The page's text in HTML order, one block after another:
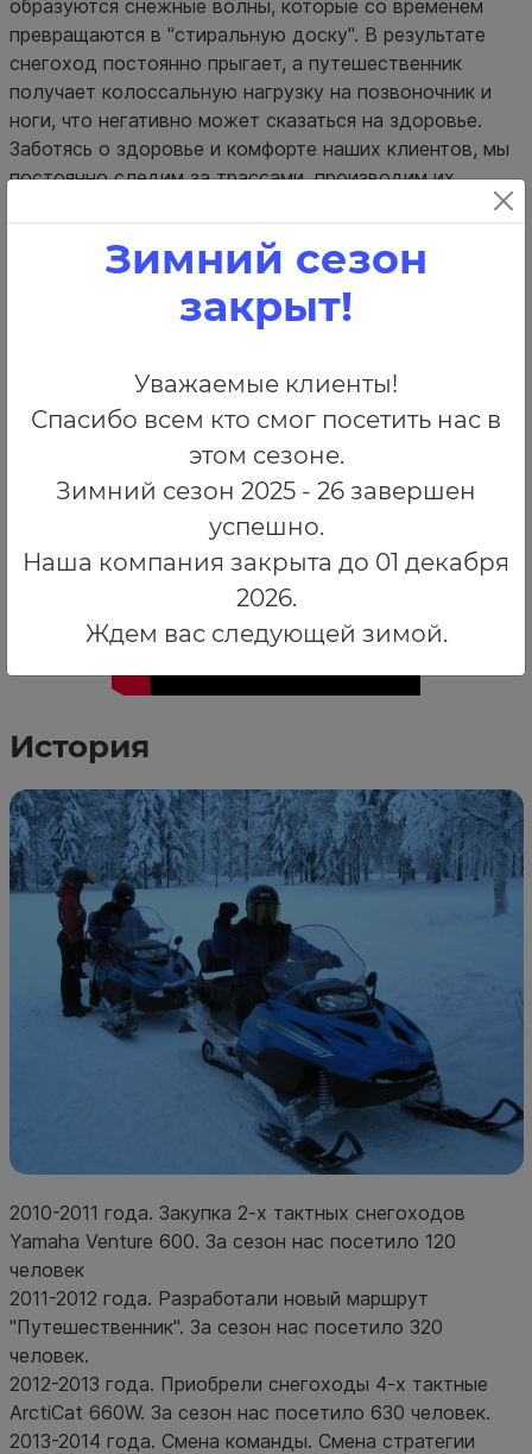
образуются снежные волны, которые со временем
превращаются в "стиральную доску". В результате
снегоход постоянно прыгает, а путешественник
получает колоссальную нагрузку на позвоночник и
ноги, что негативно может сказаться на здоровье.
Заботясь о здоровье и комфорте наших клиентов, мы
постоянно следим за трассами, производим их
История
2010-2011 года. Закупка 2-х тактных снегоходов
Yamaha Venture 600. За сезон нас посетило 120
человек
2011-2012 года. Разработали новый маршрут
"Путешественник". За сезон нас посетило 320
человек.
2012-2013 года. Приобрели снегоходы 4-х тактные
ArctiCat 660W. За сезон нас посетило 630 человек.
2013-2014 года. Смена команды. Смена стратегии
Зимний сезон
закрыт!
Уважаемые клиенты!
Спасибо всем кто смог посетить нас в
этом сезоне.
Зимний сезон 2025 - 26 завершен
успешно.
Наша компания закрыта до 01 декабря
2026.
Ждем вас следующей зимой.